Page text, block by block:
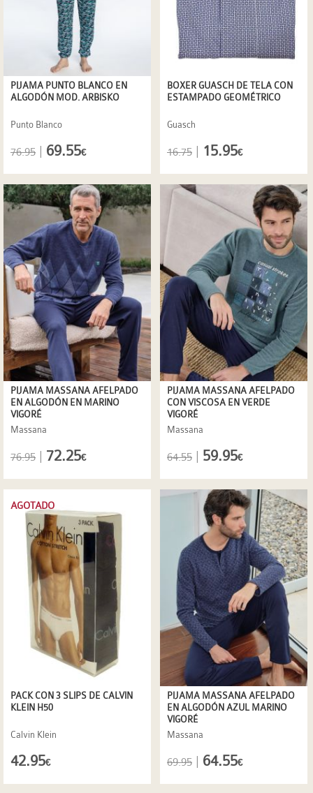
PIJAMA PUNTO BLANCO EN
ALGODÓN MOD. ARBISKO
Punto Blanco
76.95 69.55€
BOXER GUASCH DE TELA CON
ESTAMPADO GEOMÉTRICO
Guasch
16.75 15.95€
PIJAMA MASSANA AFELPADO
EN ALGODÓN EN MARINO
VIGORÉ
Massana
76.95 72.25€
PIJAMA MASSANA AFELPADO
CON VISCOSA EN VERDE
VIGORÉ
Massana
64.55 59.95€
PACK CON 3 SLIPS DE CALVIN
KLEIN H50
Calvin Klein
AGOTADO
42.95€
PIJAMA MASSANA AFELPADO
EN ALGODÓN AZUL MARINO
VIGORÉ
Massana
69.95 64.55€